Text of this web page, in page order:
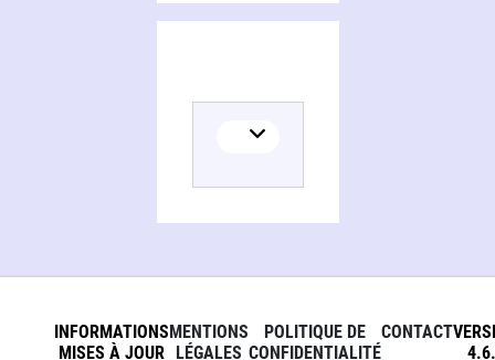
INFORMATIONS
MISES À JOUR
MENTIONS
LÉGALES
POLITIQUE DE
CONFIDENTIALITÉ
CONTACT